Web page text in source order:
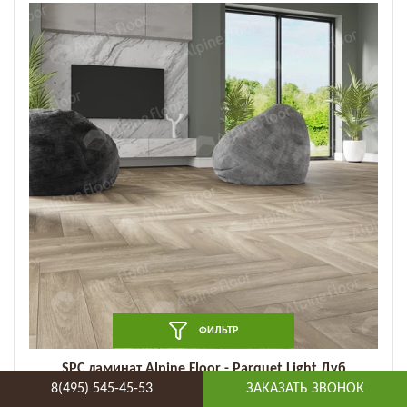
SPC ламинат Alpine Floor - Parquet Light Дуб
натуральный отбеленный (ECO 13-5) (ECO 13-5)
ФИЛЬТР
8(495) 545-45-53 ЗАКАЗАТЬ ЗВОНОК